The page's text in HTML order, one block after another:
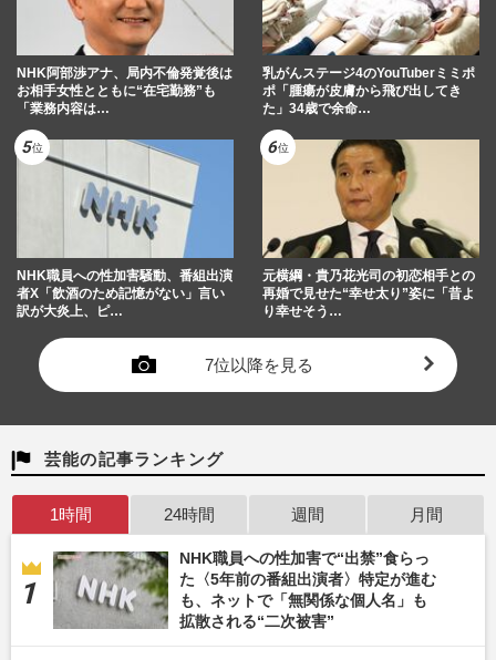
NHK阿部渉アナ、局内不倫発覚後は
お相手女性とともに“在宅勤務”も
「業務内容は…
乳がんステージ4のYouTuberミミポ
ポ「腫瘍が皮膚から飛び出してき
た」34歳で余命…
NHK職員への性加害騒動、番組出演
者X「飲酒のため記憶がない」言い
訳が大炎上、ピ…
元横綱・貴乃花光司の初恋相手との
再婚で見せた“幸せ太り”姿に「昔よ
り幸せそう…
7位以降を見る
芸能の記事ランキング
1時間 24時間 週間 月間
NHK職員への性加害で“出禁”食らっ
た〈5年前の番組出演者〉特定が進む
も、ネットで「無関係な個人名」も
拡散される“二次被害”